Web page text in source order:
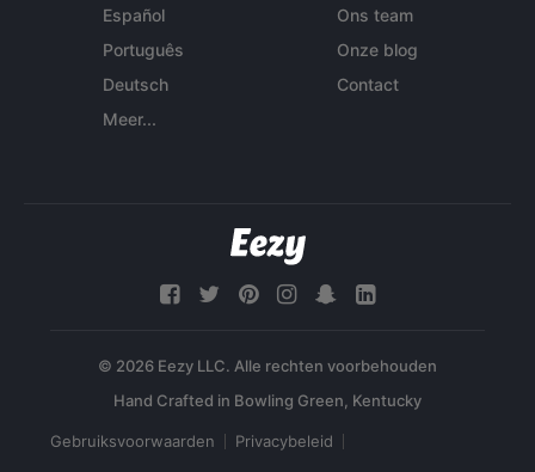
Español
Português
Deutsch
Meer...
Ons team
Onze blog
Contact
© 2026 Eezy LLC. Alle rechten voorbehouden
Gebruiksvoorwaarden Privacybeleid